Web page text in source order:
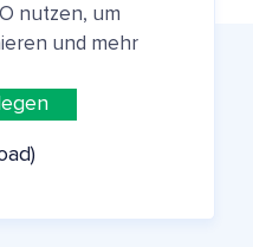
nutzen, um
und mehr